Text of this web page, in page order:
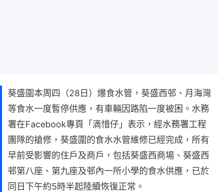
葵盛圍本周四（28日）爆食水管，葵盛西邨、月海灣
等食水一度暫停供應，有車輛因路陷一度被困。水務
署在Facebook專頁「滴惜仔」表示，經水務署工程
團隊的搶修，葵盛圍的食水水管維修已經完成，所有
早前受影響的住戶及商戶，包括葵盛西商場、葵盛西
邨第八座、第九座及邨內一所小學的食水供應，已於
同日下午約5時半起陸續恢復正常。